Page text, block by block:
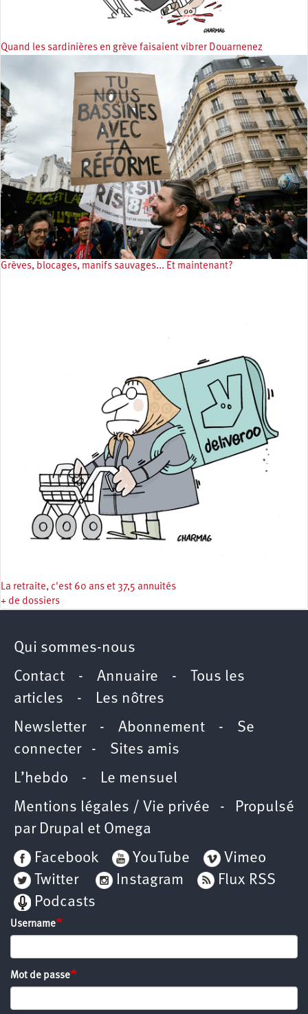
Quand les sardinières en grève faisaient vibrer Douarnenez
Grèves, blocages, manifs sauvages... Et maintenant?
La retraite, c'est 60 ans et 37,5 annuités
+ de dossiers
Qui sommes-nous
Contact - Annuaire -
Tous les
articles - Les nôtres
Newsletter- Abonnement - Se
connecter- Sites amis
L’hebdo - Le mensuel
Mentions légales / Vie privée - Propulsé
par Drupal et Omega
Facebook
YouTube
Vimeo
Twitter
Instagram
Flux RSS
Podcasts
Username
Mot de passe